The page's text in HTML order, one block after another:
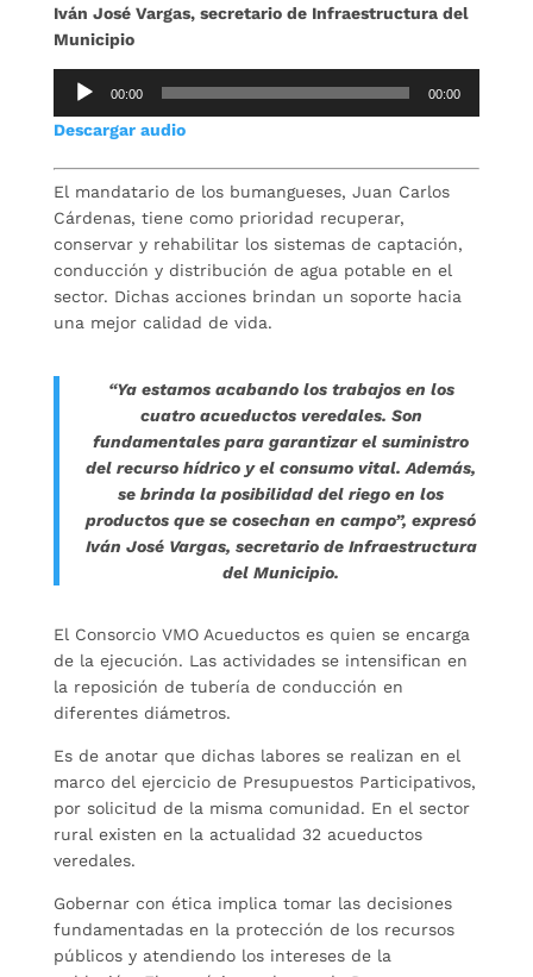
Iván José Vargas, secretario de Infraestructura del
Municipio
Reproductor
audio
00:00 00:00
Descargar audio
El mandatario de los bumangueses, Juan Carlos
Cárdenas, tiene como prioridad recuperar,
conservar y rehabilitar los sistemas de captación,
conducción y distribución de agua potable en el
sector. Dichas acciones brindan un soporte hacia
una mejor calidad de vida.
“Ya estamos acabando los trabajos en los
cuatro acueductos veredales. Son
fundamentales para garantizar el suministro
del recurso hídrico y el consumo vital. Además,
se brinda la posibilidad del riego en los
productos que se cosechan en campo”, expresó
Iván José Vargas, secretario de Infraestructura
del Municipio.
El Consorcio VMO Acueductos es quien se encarga
de la ejecución. Las actividades se intensifican en
la reposición de tubería de conducción en
diferentes diámetros.
Es de anotar que dichas labores se realizan en el
marco del ejercicio de Presupuestos Participativos,
por solicitud de la misma comunidad. En el sector
rural existen en la actualidad 32 acueductos
veredales.
Gobernar con ética implica tomar las decisiones
fundamentadas en la protección de los recursos
públicos y atendiendo los intereses de la